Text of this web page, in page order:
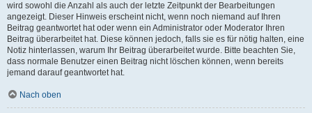
wird sowohl die Anzahl als auch der letzte Zeitpunkt der Bearbeitungen
angezeigt. Dieser Hinweis erscheint nicht, wenn noch niemand auf Ihren
Beitrag geantwortet hat oder wenn ein Administrator oder Moderator Ihren
Beitrag überarbeitet hat. Diese können jedoch, falls sie es für nötig halten, eine
Notiz hinterlassen, warum Ihr Beitrag überarbeitet wurde. Bitte beachten Sie,
dass normale Benutzer einen Beitrag nicht löschen können, wenn bereits
jemand darauf geantwortet hat.
Nach oben